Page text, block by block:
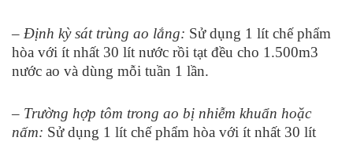
– Định kỳ sát trùng ao lắng: Sử dụng 1 lít chế phẩm
hòa với ít nhất 30 lít nước rồi tạt đều cho 1.500m3
nước ao và dùng mỗi tuần 1 lần.
– Trường hợp tôm trong ao bị nhiễm khuẩn hoặc
nấm: Sử dụng 1 lít chế phẩm hòa với ít nhất 30 lít